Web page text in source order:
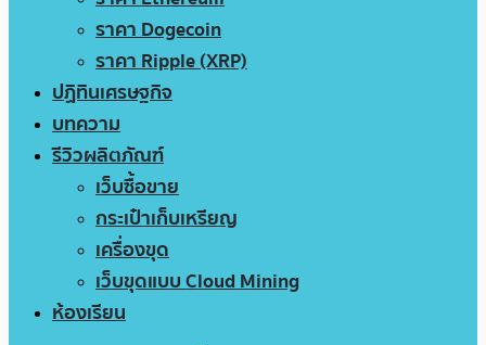
ราคา Dogecoin
ราคา Ripple (XRP)
ปฏิทินเศรษฐกิจ
บทความ
รีวิวผลิตภัณฑ์
เว็บซื้อขาย
กระเป๋าเก็บเหรียญ
เครื่องขุด
เว็บขุดแบบ Cloud Mining
ห้องเรียน